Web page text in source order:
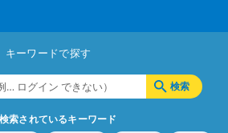
キーワードで探す
索されているキーワード